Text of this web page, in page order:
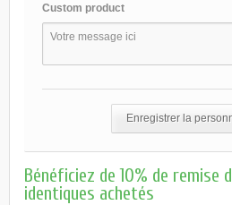
Custom product
Enregistrer la
Bénéficiez de 10% de remise
identiques achetés